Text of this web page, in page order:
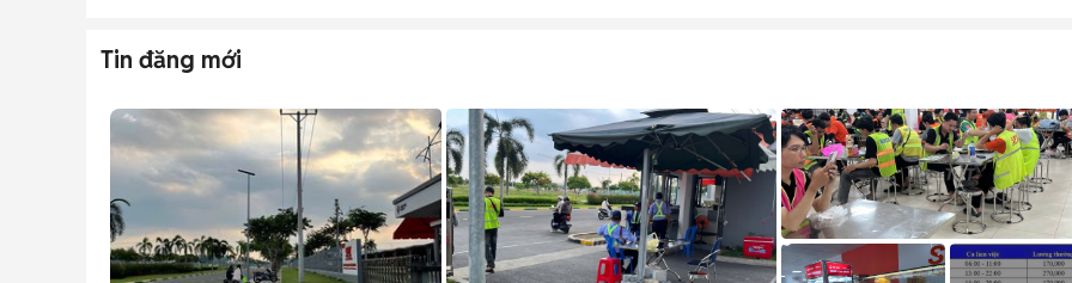
Tin đăng mới